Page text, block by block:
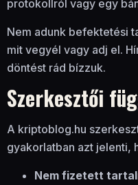
protokollról vagy egy
Nem adunk befektetési
mit vegyél vagy adj el.
döntést rád bízzuk.
Szerkesztői
A kriptoblog.hu
gyakorlatban azt jelenti,
Nem fizetett